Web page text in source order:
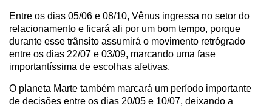
Entre os dias 05/06 e 08/10, Vênus ingressa no setor do
relacionamento e ficará ali por um bom tempo, porque
durante esse trânsito assumirá o movimento retrógrado
entre os dias 22/07 e 03/09, marcando uma fase
importantíssima de escolhas afetivas.
O planeta Marte também marcará um período importante
de decisões entre os dias 20/05 e 10/07, deixando a